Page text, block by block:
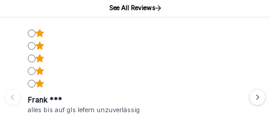
See All Reviews
Frank ***
alles bis auf gls lefern unzuverlässig